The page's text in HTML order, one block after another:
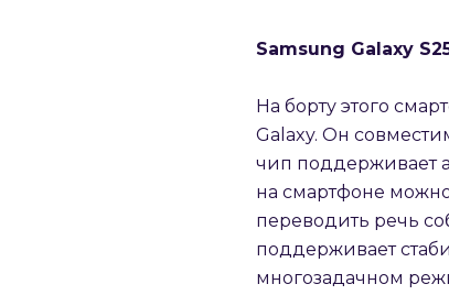
Samsung Galaxy
На борту этого
Galaxy. Он
чип поддерживает
на смартфоне
переводить речь
поддерживает
многозадачном